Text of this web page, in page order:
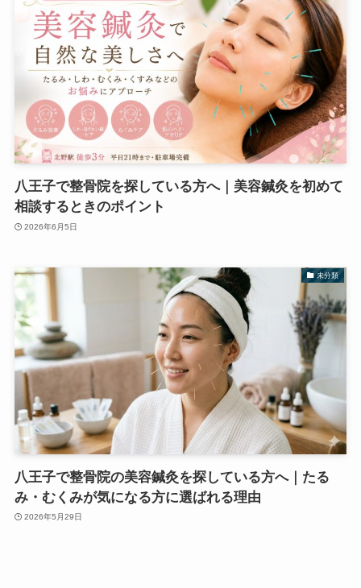
八王子で整骨院を探している方へ｜美容鍼灸を初めて
相談するときのポイント
2026年6月5日
未分類
八王子で整骨院の美容鍼灸を探している方へ｜たる
み・むくみが気になる方に選ばれる理由
2026年5月29日